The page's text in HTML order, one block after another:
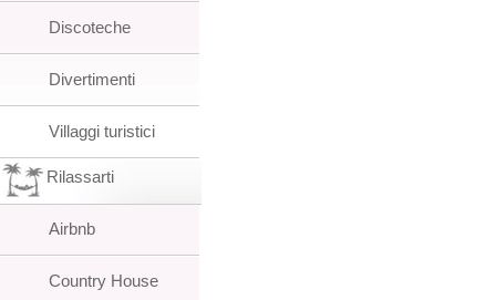
Discoteche
Divertimenti
Villaggi turistici
Rilassarti
Airbnb
Country House